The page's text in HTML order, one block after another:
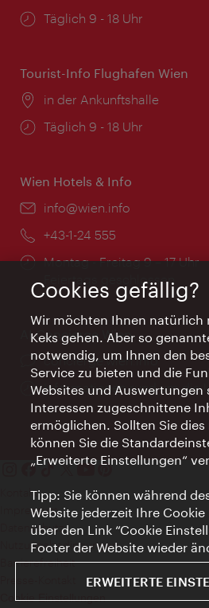
Öffnungszeiten:
Täglich 9 - 18 Uhr
Tourist-Info Flughafen Wien
Ort:
in der Ankunftshalle
Öffnungszeiten:
Täglich 9 - 18 Uhr
Wien Hotels & Info
Email:
info@wien.info
Telefon:
+43-1-24 555
Öffnungszeiten:
Montag - Freitag 9 – 17 Uhr
Feiertags geschlossen
AI Concierge Wien
Ort:
concierge.wien.info
Öffnungszeiten:
Informationen rund um die
Kontakt
Impressum
Datenschutz
Nutzungsbedingungen
Barrierefreiheit
Cookie Einstellungen
Cookies gefällig?
Wir möchten Ihnen natürlich
Keks gehen. Aber so
notwendig, um Ihnen den
Service zu bieten und die
Websites und Auswertungen
Interessen zugeschnittene
ermöglichen. Sollten Sie
können Sie die
„Erweiterte Einstellungen“
Tipp: Sie können während
Website jederzeit Ihre
über den Link “Cookie
Footer der Website wieder
ERWEITERTE